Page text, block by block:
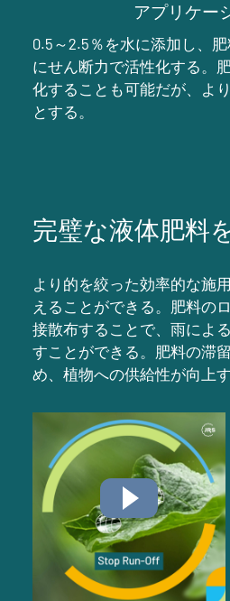
アプリケー
0.5～2.5％を水に添加し、
にせん断力で活性化する。
化することも可能だが、よ
とする。
完璧な液体肥料
より的を絞った効率的な施
えることができる。肥料の
接散布することで、雨によ
すことができる。肥料の滞
め、植物への供給性が向上す